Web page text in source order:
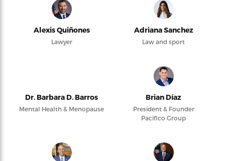
Alexis Quiñones
Lawyer
Adriana Sanchez
Law and sport
Dr. Barbara D. Barros
Mental Health & Menopause
Brian Díaz
President & Founder
Pacifico Group